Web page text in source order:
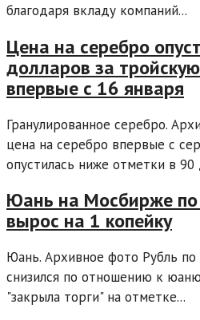
благодаря вкладу компаний...
Цена на серебро
долларов за
впервые с 16 января
Гранулированное серебро.
цена на серебро впервые с
опустилась ниже отметки в 90
Юань на Мосбирже по
вырос на 1 копейку
Юань. Архивное фото Рубль по
снизился по отношению к
"закрыла торги" на отметке...